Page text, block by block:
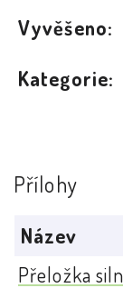
Vyvěšeno:
Kategorie:
Přílohy
Název
Přeložka